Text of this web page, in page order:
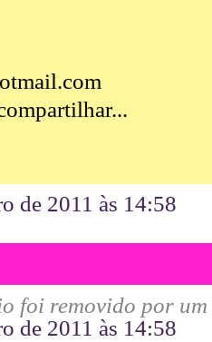
de 2011 às 14:58
foi removido por
de 2011 às 14:58